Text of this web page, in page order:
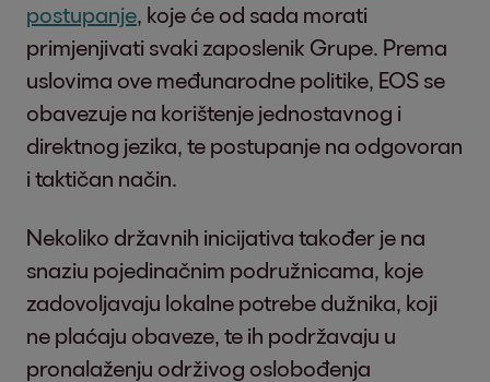
postupanje, koje će od sada morati
primjenjivati svaki zaposlenik Grupe. Prema
uslovima ove međunarodne politike, EOS se
obavezuje na korištenje jednostavnog i
direktnog jezika, te postupanje na odgovoran
i taktičan način.
Nekoliko državnih inicijativa također je na
snaziu pojedinačnim podružnicama, koje
zadovoljavaju lokalne potrebe dužnika, koji
ne plaćaju obaveze, te ih podržavaju u
pronalaženju održivog oslobođenja